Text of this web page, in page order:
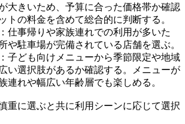
大きいため、予算に合った価格帯か確認
トの料金を含めて総合的に判断する。
仕事帰りや家族連れでの利用が多いた
や駐車場が完備されている店舗を選ぶ。
子ども向けメニューから季節限定や地域
い選択肢があるか確認する。メニューが
連れや幅広い年齢層でも楽しめる。
重に選ぶと共に利用シーンに応じて選択